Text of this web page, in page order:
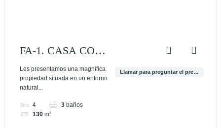
FA-1. CASA CON
VISTAS EN
PLAYAS DE
FORNELLS
Les presentamos una magnífica
propiedad situada en un entorno
natural...
4 3 baños
130 m²
Llamar para preguntar el precio